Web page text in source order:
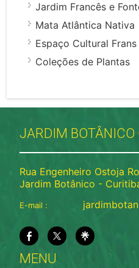
Jardim Francês e
Mata Atlântica Nativa
Espaço Cultural
Coleções de Plantas
JARDIM BOTÂNICO
Rua Engenheiro Ostoja
Jardim Botânico -
E-mail :
MENU